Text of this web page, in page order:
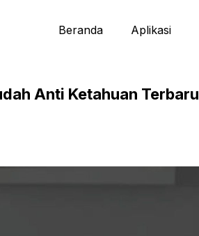
Beranda Aplikasi
Anti Ketahuan Terbaru